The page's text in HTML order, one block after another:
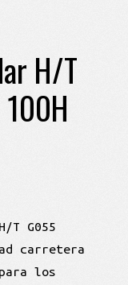
H/T
T G055
carretera
los